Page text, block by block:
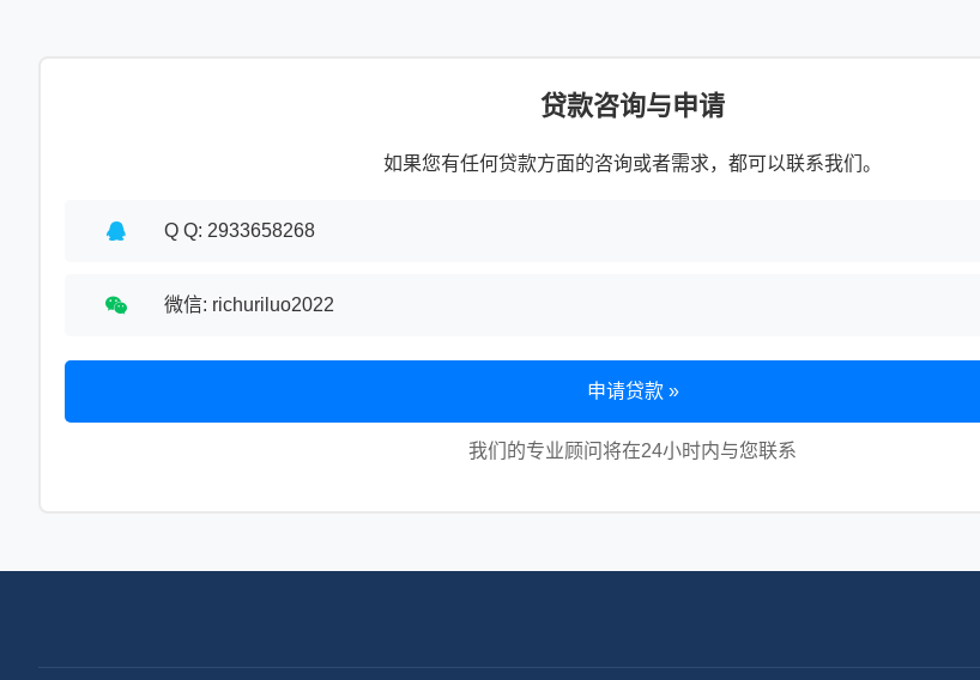
贷款咨询与申请
如果您有任何贷款方面的咨询或者需求，都可以联系我们。
Q Q: 2933658268
微信: richuriluo2022
申请贷款 »
我们的专业顾问将在24小时内与您联系